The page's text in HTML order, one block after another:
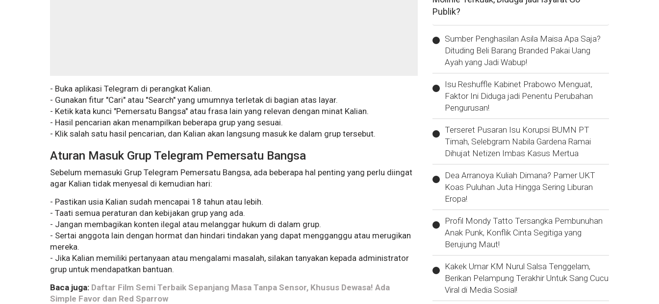
- Buka aplikasi Telegram di perangkat Kalian.
- Gunakan fitur "Cari" atau "Search" yang umumnya terletak di bagian atas layar.
- Ketik kata kunci "Pemersatu Bangsa" atau frasa lain yang relevan dengan minat Kalian.
- Hasil pencarian akan menampilkan beberapa grup yang sesuai.
- Klik salah satu hasil pencarian, dan Kalian akan langsung masuk ke dalam grup tersebut.
Aturan Masuk Grup Telegram Pemersatu Bangsa
Sebelum memasuki Grup Telegram Pemersatu Bangsa, ada beberapa hal penting yang perlu diingat
agar Kalian tidak menyesal di kemudian hari:
- Pastikan usia Kalian sudah mencapai 18 tahun atau lebih.
- Taati semua peraturan dan kebijakan grup yang ada.
- Jangan membagikan konten ilegal atau melanggar hukum di dalam grup.
- Sertai anggota lain dengan hormat dan hindari tindakan yang dapat mengganggu atau merugikan
mereka.
- Jika Kalian memiliki pertanyaan atau mengalami masalah, silakan tanyakan kepada administrator
grup untuk mendapatkan bantuan.
Baca juga: Daftar Film Semi Terbaik Sepanjang Masa Tanpa Sensor, Khusus Dewasa! Ada
Simple Favor dan Red Sparrow
Publik?
Sumber Penghasilan Asila Maisa Apa Saja?
Dituding Beli Barang Branded Pakai Uang
Ayah yang Jadi Wabup!
Isu Reshuffle Kabinet Prabowo Menguat,
Faktor Ini Diduga jadi Penentu Perubahan
Pengurusan!
Terseret Pusaran Isu Korupsi BUMN PT
Timah, Selebgram Nabila Gardena Ramai
Dihujat Netizen Imbas Kasus Mertua
Dea Arranoya Kuliah Dimana? Pamer UKT
Koas Puluhan Juta Hingga Sering Liburan
Eropa!
Profil Mondy Tatto Tersangka Pembunuhan
Anak Punk, Konflik Cinta Segitiga yang
Berujung Maut!
Kakek Umar KM Nurul Salsa Tenggelam,
Berikan Pelampung Terakhir Untuk Sang Cucu
Viral di Media Sosial!